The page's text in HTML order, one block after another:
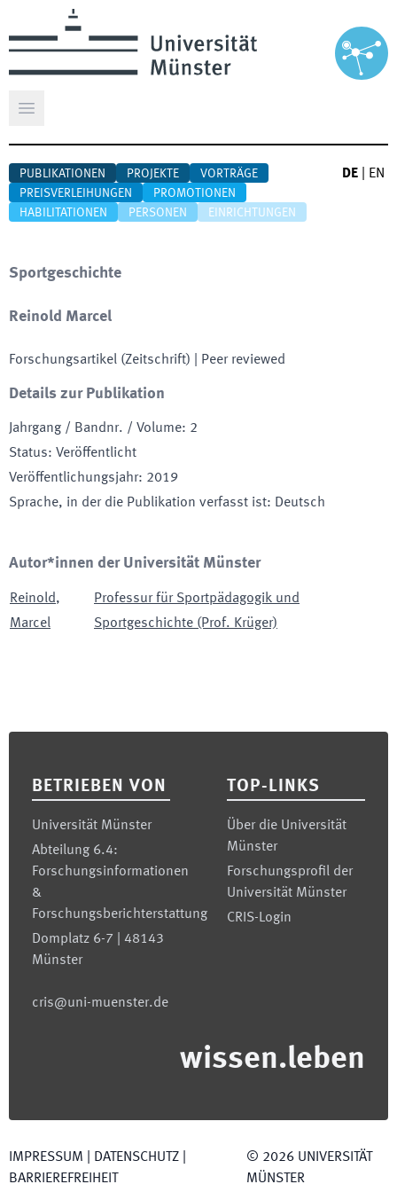
Hauptmenü öffnen
PUBLIKATIONEN PROJEKTE
VORTRÄGE
PREISVERLEIHUNGEN
PROMOTIONEN
HABILITATIONEN
PERSONEN EINRICHTUNGEN
DE EN
Sportgeschichte
Reinold Marcel
Forschungsartikel (Zeitschrift) | Peer reviewed
Details zur Publikation
Jahrgang / Bandnr. / Volume: 2
Status: Veröffentlicht
Veröffentlichungsjahr: 2019
Sprache, in der die Publikation verfasst ist: Deutsch
Autor*innen der Universität Münster
Reinold,
Marcel
Professur für Sportpädagogik und
Sportgeschichte (Prof. Krüger)
BETRIEBEN VON
Universität Münster
Abteilung 6.4:
Forschungsinformationen
&
Forschungsberichterstattung
Domplatz 6-7 | 48143
Münster
cris@uni-muenster.de
TOP-LINKS
Über die Universität
Münster
Forschungsprofil der
Universität Münster
CRIS-Login
wissen.leben
IMPRESSUM DATENSCHUTZ
BARRIEREFREIHEIT
© 2026 UNIVERSITÄT
MÜNSTER